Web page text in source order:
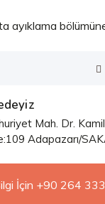
ayıklama
Mah. Dr.
Adapazarı/
İçin +90 264